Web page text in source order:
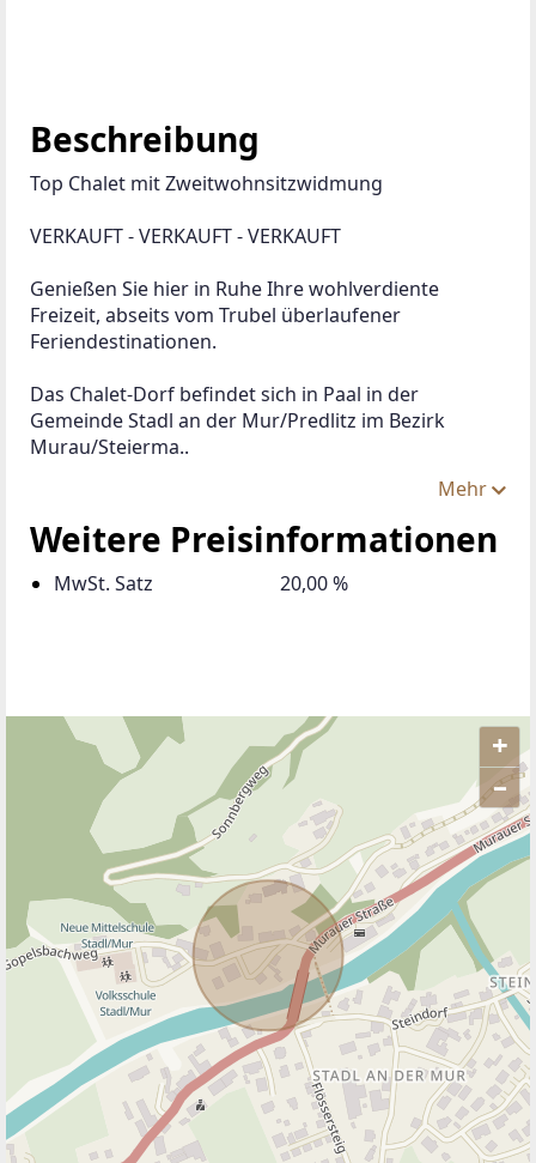
Beschreibung
Top Chalet mit Zweitwohnsitzwidmung
VERKAUFT - VERKAUFT - VERKAUFT
Genießen Sie hier in Ruhe Ihre wohlverdiente
Freizeit, abseits vom Trubel überlaufener
Feriendestinationen.
Das Chalet-Dorf befindet sich in Paal in der
Gemeinde Stadl an der Mur/Predlitz im Bezirk
Murau/Steierma..
Mehr
Weitere Preisinformationen
MwSt. Satz 20,00 %
+
–
ANBIETER KONTAKTIEREN